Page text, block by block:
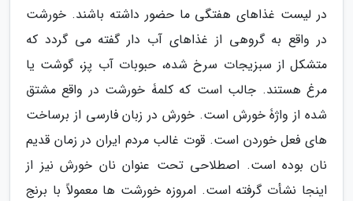
در لیست غذاهای هفتگی ما حضور داشته باشند. خورشت
در واقع به گروهی از غذاهای آب دار گفته می گردد که
متشکل از سبزیجات سرخ شده، حبوبات آب پز، گوشت یا
مرغ هستند. جالب است که کلمۀ خورشت در واقع مشتق
شده از واژۀ خورش است. خورش در زبان فارسی از برساخت
های فعل خوردن است. قوت غالب مردم ایران در زمان قدیم
نان بوده است. اصطلاحی تحت عنوان نان خورش نیز از
اینجا نشأت گرفته است. امروزه خورشت ها معمولاً با برنج